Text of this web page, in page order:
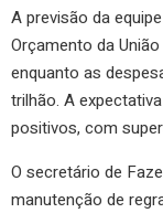
A previsão da
Orçamento da
enquanto as
trilhão. A
positivos, com
O secretário de
manutenção de